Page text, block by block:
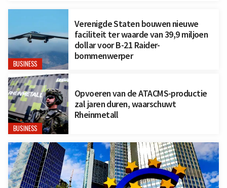
BUSINESS
Verenigde Staten bouwen nieuwe
faciliteit ter waarde van 39,9 miljoen
dollar voor B-21 Raider-
bommenwerper
BUSINESS
Opvoeren van de ATACMS-productie
zal jaren duren, waarschuwt
Rheinmetall